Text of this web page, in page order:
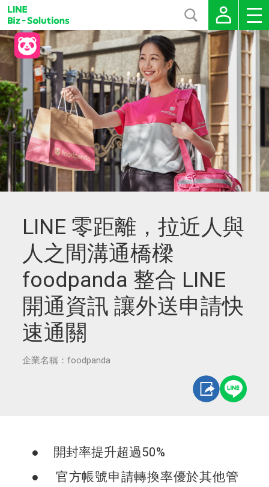
LINE 零距離，拉近人與
人之間溝通橋樑
foodpanda 整合 LINE
開通資訊 讓外送申請快
速通關
企業名稱：foodpanda
● 開封率提升超過50%
● 官方帳號申請轉換率優於其他管